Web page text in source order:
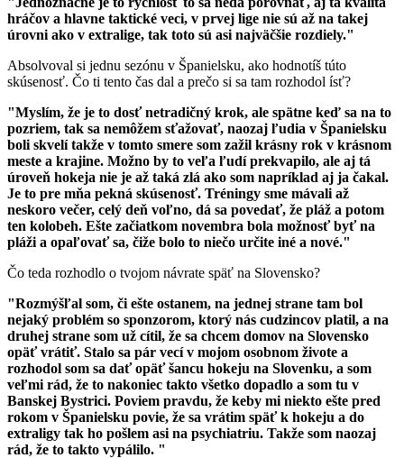
hráčov a hlavne taktické veci, v prvej lige nie sú až na takej
úrovni ako v extralige, tak toto sú asi najväčšie rozdiely."
Absolvoval si jednu sezónu v Španielsku, ako hodnotíš túto
skúsenosť. Čo ti tento čas dal a prečo si sa tam rozhodol ísť?
"Myslím, že je to dosť netradičný krok, ale spätne keď sa na to
pozriem, tak sa nemôžem sťažovať, naozaj ľudia v Španielsku
boli skvelí takže v tomto smere som zažil krásny rok v krásnom
meste a krajine. Možno by to veľa ľudí prekvapilo, ale aj tá
úroveň hokeja nie je až taká zlá ako som napríklad aj ja čakal.
Je to pre mňa pekná skúsenosť. Tréningy sme mávali až
neskoro večer, celý deň voľno, dá sa povedať, že pláž a potom
ten kolobeh. Ešte začiatkom novembra bola možnosť byť na
pláži a opaľovať sa, čiže bolo to niečo určite iné a nové."
Čo teda rozhodlo o tvojom návrate späť na Slovensko?
"Rozmýšľal som, či ešte ostanem, na jednej strane tam bol
nejaký problém so sponzorom, ktorý nás cudzincov platil, a na
druhej strane som už cítil, že sa chcem domov na Slovensko
opäť vrátiť. Stalo sa pár vecí v mojom osobnom živote a
rozhodol som sa dať opäť šancu hokeju na Slovenku, a som
veľmi rád, že to nakoniec takto všetko dopadlo a som tu v
Banskej Bystrici. Poviem pravdu, že keby mi niekto ešte pred
rokom v Španielsku povie, že sa vrátim späť k hokeju a do
extraligy tak ho pošlem asi na psychiatriu. Takže som naozaj
rád, že to takto vypálilo. "